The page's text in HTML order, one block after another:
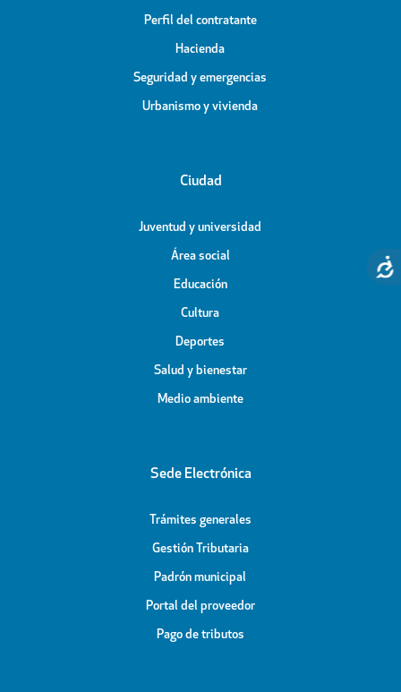
Perfil del contratante
Hacienda
Seguridad y emergencias
Urbanismo y vivienda
Ciudad
Juventud y universidad
Área social
Educación
Cultura
Deportes
Salud y bienestar
Medio ambiente
Sede Electrónica
Trámites generales
Gestión Tributaria
Padrón municipal
Portal del proveedor
Pago de tributos